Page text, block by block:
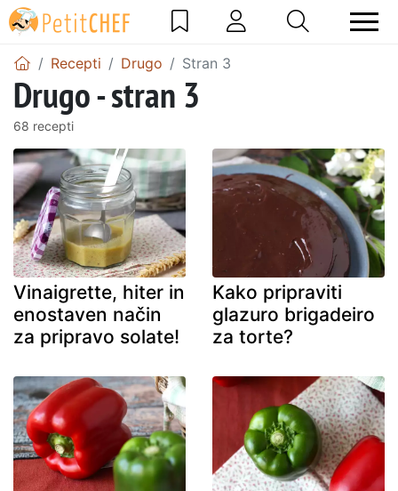
Recepti Drugo Stran 3
Drugo - stran 3
68 recepti
Vinaigrette, hiter in
enostaven način
za pripravo solate!
Kako pripraviti
glazuro brigadeiro
za torte?